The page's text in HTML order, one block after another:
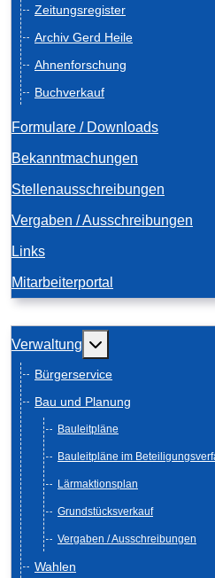
Zeitungsregister
Archiv Gerd Heile
Ahnenforschung
Buchverkauf
Formulare / Downloads
Bekanntmachungen
Stellenausschreibungen
Vergaben / Ausschreibungen
Links
Mitarbeiterportal
Verwaltung Weitere
Bürgerservice
Bau und Planung
Bauleitpläne
Bauleitpläne im
Lärmaktionsplan
Grundstücksverkauf
Vergaben / Ausschreibungen
Wahlen